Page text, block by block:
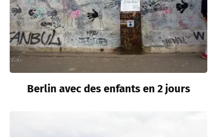
Berlin avec des enfants en 2 jours